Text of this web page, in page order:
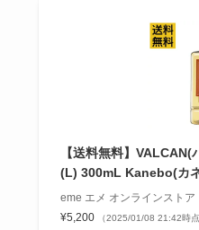
荷待
るか
ク
で
【送料無料】
(L) 300mL Kanebo(カ
eme エメ オンラインストア
¥5,200
（2025/01/08 21:42時